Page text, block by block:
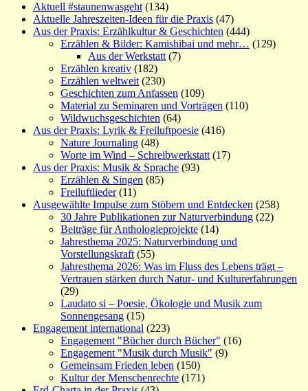
Aktuell #staunenwasgeht (134)
Aktuelle Jahreszeiten-Ideen für die Praxis (47)
Aus der Praxis: Erzählkultur & Geschichten (444)
Erzählen & Bilder: Kamishibai und mehr… (129)
Aus der Werkstatt (7)
Erzählen kreativ (182)
Erzählen weltweit (230)
Geschichten zum Anfassen (109)
Material zu Seminaren und Vorträgen (110)
Wildwuchsgeschichten (64)
Aus der Praxis: Lyrik & Freiluftpoesie (416)
Nature Journaling (48)
Worte im Wind – Schreibwerkstatt (17)
Aus der Praxis: Musik & Sprache (93)
Erzählen & Singen (85)
Freiluftlieder(11)
Ausgewählte Impulse zum Stöbern und Entdecken (258)
30 Jahre Publikationen zur Naturverbindung (22)
Beiträge für Anthologieprojekte (14)
Jahresthema 2025: Naturverbindung und
Vorstellungskraft (55)
Jahresthema 2026: Was im Fluss des Lebens trägt –
Vertrauen stärken durch Natur- und Kulturerfahrungen
(29)
Laudato si – Poesie, Ökologie und Musik zum
Sonnengesang (15)
Engagement international (223)
Engagement "Bücher durch Bücher" (16)
Engagement "Musik durch Musik" (9)
Gemeinsam Frieden leben (150)
Kultur der Menschenrechte (171)